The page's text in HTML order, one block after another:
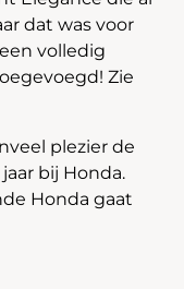
dat was voor
volledig
Zie
plezier de
bij Honda.
Honda gaat